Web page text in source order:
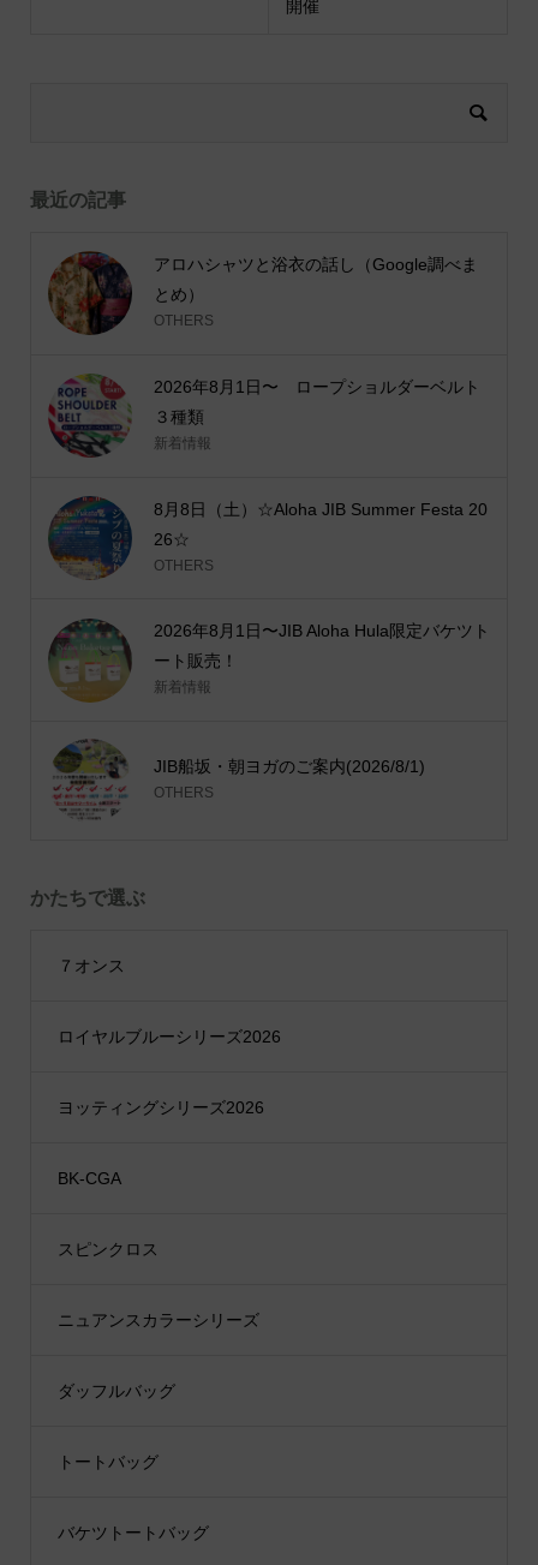
開催
最近の記事
アロハシャツと浴衣の話し（Google調べま
とめ）
OTHERS
2026年8月1日〜 ロープショルダーベルト
３種類
新着情報
8月8日（土）☆Aloha JIB Summer Festa 20
26☆
OTHERS
2026年8月1日〜JIB Aloha Hula限定バケツト
ート販売！
新着情報
JIB船坂・朝ヨガのご案内(2026/8/1)
OTHERS
かたちで選ぶ
７オンス
ロイヤルブルーシリーズ2026
ヨッティングシリーズ2026
BK-CGA
スピンクロス
ニュアンスカラーシリーズ
ダッフルバッグ
トートバッグ
バケツトートバッグ